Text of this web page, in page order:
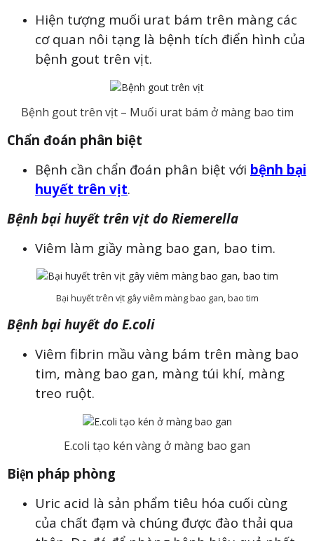
Hiện tượng muối urat bám trên màng các
cơ quan nôi tạng là bệnh tích điển hình của
bệnh gout trên vịt.
Bệnh gout trên vịt – Muối urat bám ở màng bao tim
Chẩn đoán phân biệt
Bệnh cần chẩn đoán phân biệt với bệnh bại
huyết trên vịt.
Bệnh bại huyết trên vịt do Riemerella
Viêm làm giầy màng bao gan, bao tim.
Bại huyết trên vịt gây viêm màng bao gan, bao tim
Bệnh bại huyết do E.coli
Viêm fibrin mầu vàng bám trên màng bao
tim, màng bao gan, màng túi khí, màng
treo ruột.
E.coli tạo kén vàng ở màng bao gan
Biện pháp phòng
Uric acid là sản phẩm tiêu hóa cuối cùng
của chất đạm và chúng được đào thải qua